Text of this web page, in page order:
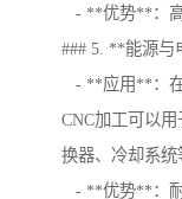
- **优势**：高
### 5. **能源与
- **应用**：在
CNC加工可以
换器、冷却系统
- **优势**：耐